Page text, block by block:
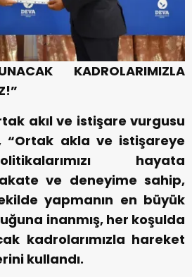
KADROLARIMIZLA
akıl ve istişare vurgusu
“Ortak akla ve istişareye
hayata
ve deneyime sahip,
yapmanın en büyük
inanmış, her koşulda
kadrolarımızla hareket
kullandı.